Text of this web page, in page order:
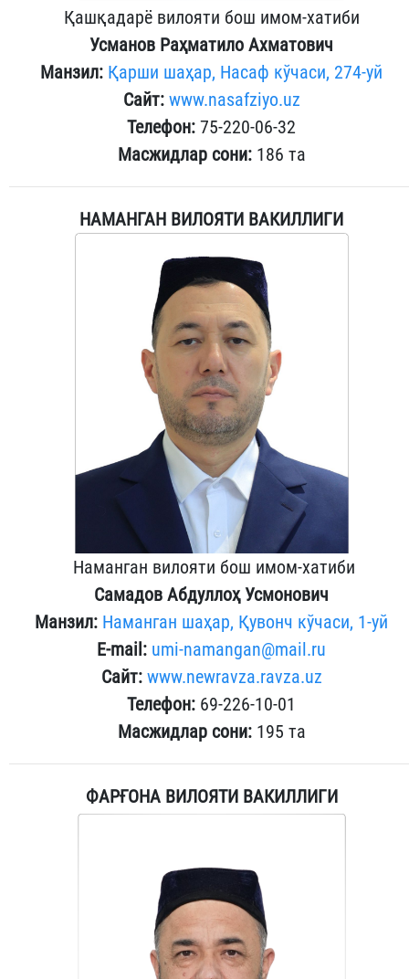
Қашқадарё вилояти бош имом-хатиби
Усманов Раҳматило Ахматович
Манзил: Қарши шаҳар, Насаф кўчаси, 274-уй
Сайт: www.nasafziyo.uz
Телефон: 75-220-06-32
Масжидлар сони:186 та
НАМАНГАН ВИЛОЯТИ ВАКИЛЛИГИ
Наманган вилояти бош имом-хатиби
Самадов Абдуллоҳ Усмонович
Манзил: Наманган шаҳар, Қувонч кўчаси, 1-уй
E-mail: umi-namangan@mail.ru
Сайт: www.newravza.ravza.uz
Телефон: 69-226-10-01
Масжидлар сони:195 та
ФАРҒОНА ВИЛОЯТИ ВАКИЛЛИГИ